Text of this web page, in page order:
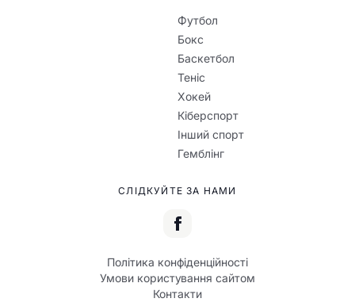
Футбол
Бокс
Баскетбол
Теніс
Хокей
Кіберспорт
Інший спорт
Гемблінг
СЛІДКУЙТЕ ЗА НАМИ
Політика конфіденційності
Умови користування сайтом
Контакти